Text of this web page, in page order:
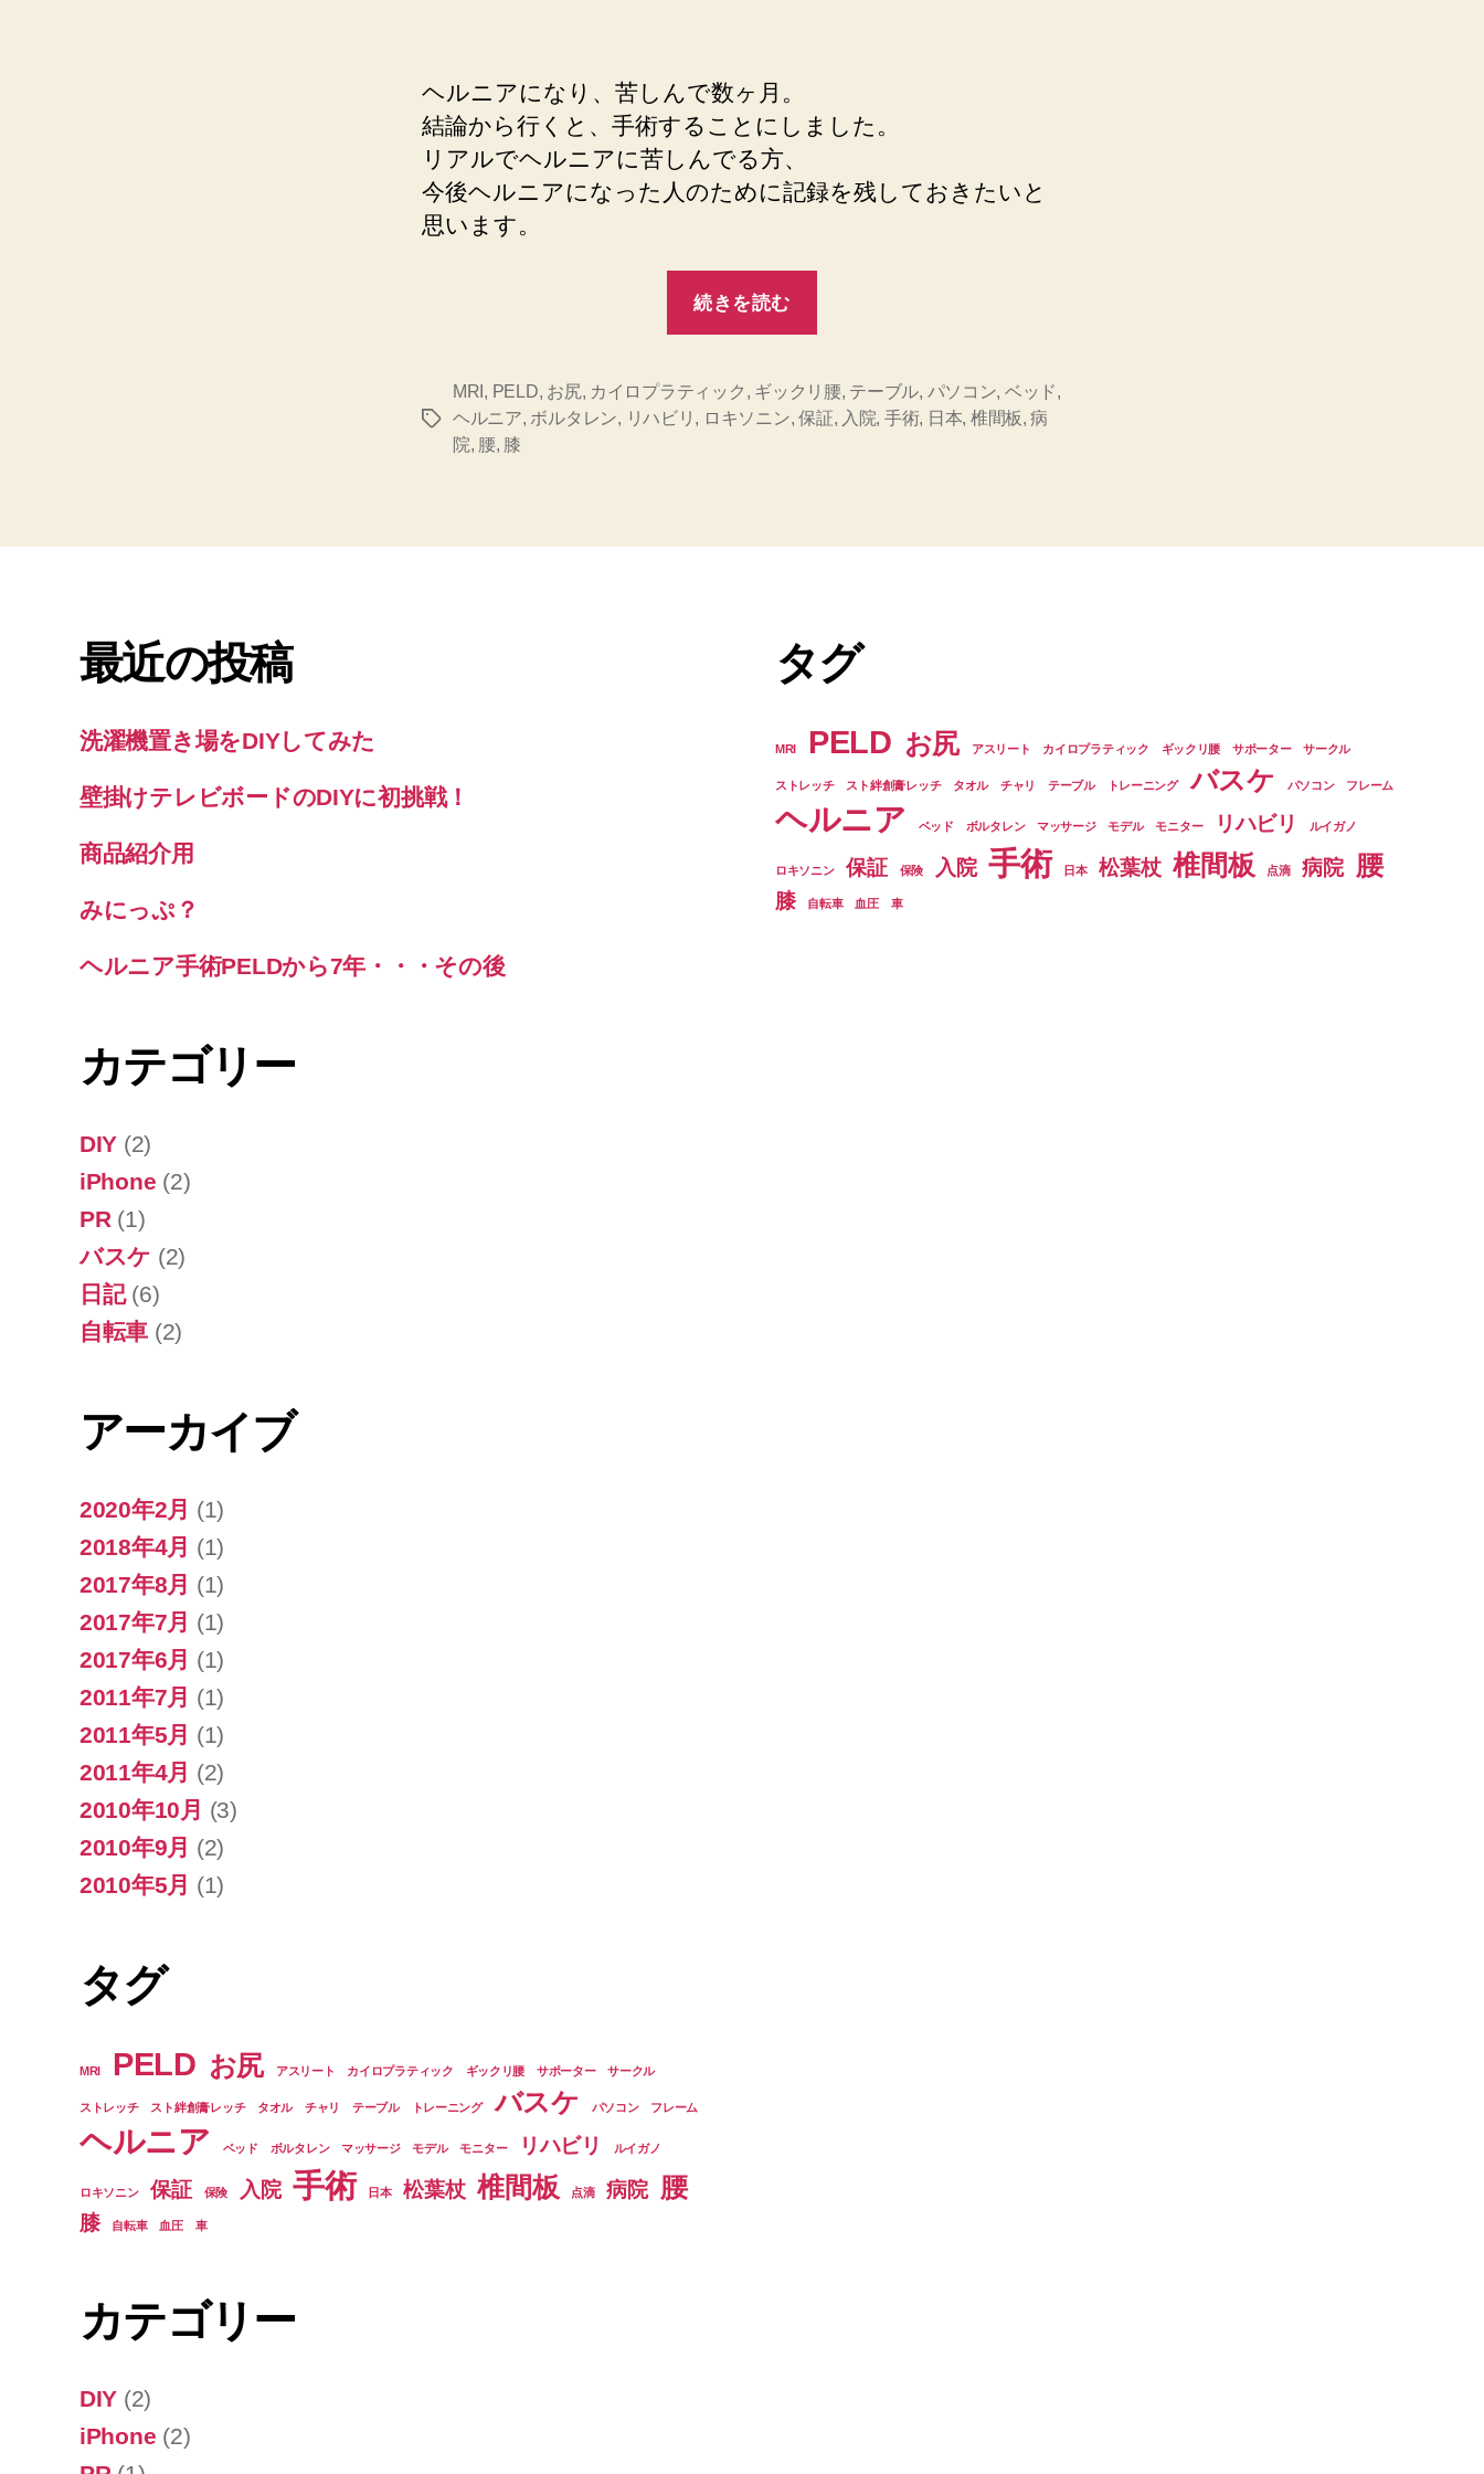
の
ヘルニアになり、苦しんで数ヶ月。
結論から行くと、手術することにしました。
リアルでヘルニアに苦しんでる方、
今後ヘルニアになった人のために記録を残しておきたいと
思います。
続きを読む
ア
手
タ
MRI , PELD, お尻, カイロプラティック , ギックリ腰, テーブル, パソコン, ベッド,
ヘルニア, ボルタレン, リハビリ , ロキソニン,保証, 入院, 手術, 日本, 椎間板,病
院, 腰, 膝
最近の投稿
洗濯機置き場をDIYしてみた
壁掛けテレビボードのDIYに初挑戦！
商品紹介用
みにっぷ？
ヘルニア手術PELDから7年・・・その後
カテゴリー
DIY (2)
iPhone (2)
PR (1)
バスケ (2)
日記(6)
自転車 (2)
アーカイブ
2020年2月 (1)
2018年4月 (1)
2017年8月 (1)
2017年7月 (1)
2017年6月 (1)
2011年7月 (1)
2011年5月 (1)
2011年4月 (2)
2010年10月 (3)
2010年9月 (2)
2010年5月 (1)
タグ
MRI PELD お尻 アスリート カイロプラティック ギックリ腰 サポーター サークル
ストレッチ スト絆創膏レッチ タオル チャリ テーブル トレーニング バスケ パソコン フレーム
ヘルニア ベッド ボルタレン マッサージ モデル モニター リハビリ ルイガノ
ロキソニン 保証 保険 入院 手術 日本 松葉杖 椎間板 点滴 病院 腰
膝 自転車 血圧 車
カテゴリー
DIY (2)
iPhone (2)
タグ
MRI PELD お尻 アスリート カイロプラティック ギックリ腰 サポーター サークル
ストレッチ スト絆創膏レッチ タオル チャリ テーブル トレーニング バスケ パソコン フレーム
ヘルニア ベッド ボルタレン マッサージ モデル モニター リハビリ ルイガノ
ロキソニン 保証 保険 入院 手術 日本 松葉杖 椎間板 点滴 病院 腰
膝 自転車 血圧 車